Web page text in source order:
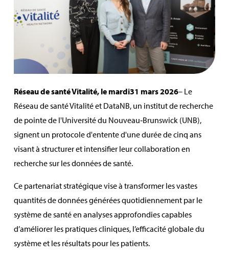
Réseau de santé Vitalité, lemardi31 mars 2026– Le
Réseau de santé Vitalité et DataNB, un institut de recherche
de pointede l'Université du Nouveau‑Brunswick (UNB),
signent un protocole d'entente d'une durée de cinq ans
visant à structurer et intensifier leur collaboration en
recherche sur les données de santé.
Ce partenariat stratégique vise à transformer les vastes
quantités de données générées quotidiennement par le
système de santé en analyses approfondies capables
d’améliorer les pratiques cliniques, l’efficacité globale du
système et les résultats pour les patients.